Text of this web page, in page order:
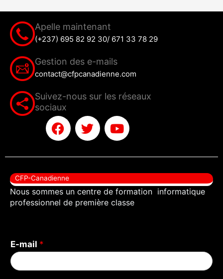
Apelle maintenant
(+237) 695 82 92 30/ 671 33 78 29
Gestion des e-mails
contact@cfpcanadienne.com
Suivez-nous sur les réseaux
sociaux
F
a
e
b
o
o
k
T
w
t
t
e
r
Y
o
t
u
b
e
CFP-Canadienne
Nous sommes un centre de formation informatique
professionnel de première classe
E-mail *